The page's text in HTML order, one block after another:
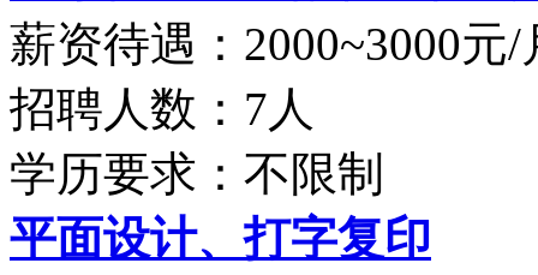
薪资待遇：2000~3000元/
招聘人数：7人
学历要求：不限制
平面设计、打字复印